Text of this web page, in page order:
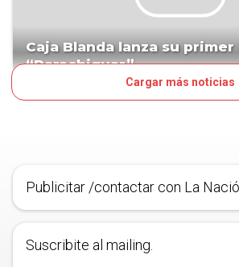
Caja Blanda lanza su primer
“Parachiguar”
Cargar más noticias
Publicitar /contactar con La
Suscribite al mailing.